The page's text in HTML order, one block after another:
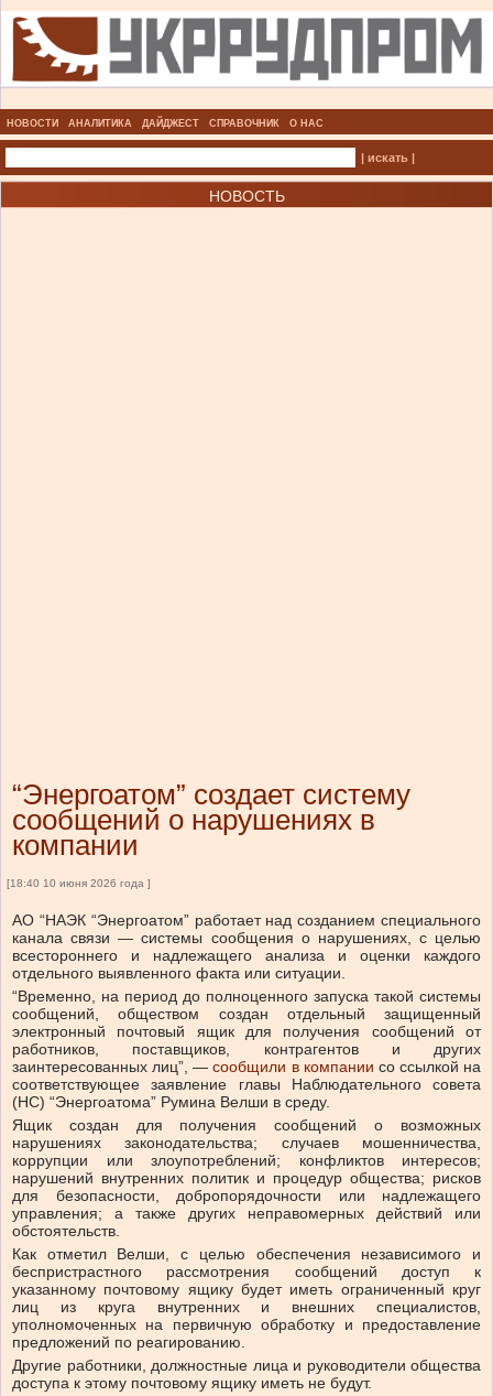
НОВОСТИ АНАЛИТИКА ДАЙДЖЕСТ СПРАВОЧНИК О НАС
| искать |
НОВОСТЬ
“Энергоатом” создает систему
сообщений о нарушениях в
компании
[18:40 10 июня 2026 года ]
АО “НАЭК “Энергоатом” работает над созданием специального
канала связи — системы сообщения о нарушениях, с целью
всестороннего и надлежащего анализа и оценки каждого
отдельного выявленного факта или ситуации.
“Временно, на период до полноценного запуска такой системы
сообщений, обществом создан отдельный защищенный
электронный почтовый ящик для получения сообщений от
работников, поставщиков, контрагентов и других
заинтересованных лиц”, —сообщили в компании со ссылкой на
соответствующее заявление главы Наблюдательного совета
(НС) “Энергоатома” Румина Велши в среду.
Ящик создан для получения сообщений о возможных
нарушениях законодательства; случаев мошенничества,
коррупции или злоупотреблений; конфликтов интересов;
нарушений внутренних политик и процедур общества; рисков
для безопасности, добропорядочности или надлежащего
управления; а также других неправомерных действий или
обстоятельств.
Как отметил Велши, с целью обеспечения независимого и
беспристрастного рассмотрения сообщений доступ к
указанному почтовому ящику будет иметь ограниченный круг
лиц из круга внутренних и внешних специалистов,
уполномоченных на первичную обработку и предоставление
предложений по реагированию.
Другие работники, должностные лица и руководители общества
доступа к этому почтовому ящику иметь не будут.